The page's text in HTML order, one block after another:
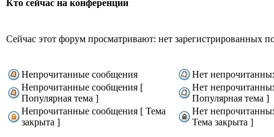
Кто сейчас на конференции
Сейчас этот форум просматривают: нет зарегистрированных
Непрочитанные сообщения
Нет
Непрочитанные сообщения [
Популярная тема ]
Нет
Популярная тема ]
Непрочитанные сообщения [ Тема
закрыта ]
Нет
Тема закрыта ]